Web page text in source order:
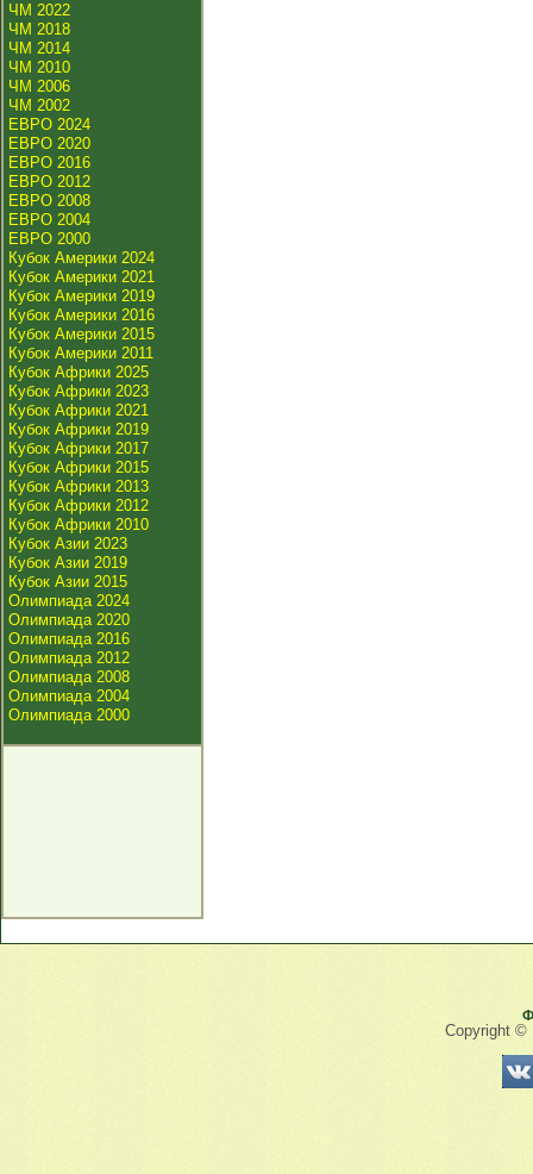
ЧМ 2022
ЧМ 2018
ЧМ 2014
ЧМ 2010
ЧМ 2006
ЧМ 2002
ЕВРО 2024
ЕВРО 2020
ЕВРО 2016
ЕВРО 2012
ЕВРО 2008
ЕВРО 2004
ЕВРО 2000
Кубок Америки 2024
Кубок Америки 2021
Кубок Америки 2019
Кубок Америки 2016
Кубок Америки 2015
Кубок Америки 2011
Кубок Африки 2025
Кубок Африки 2023
Кубок Африки 2021
Кубок Африки 2019
Кубок Африки 2017
Кубок Африки 2015
Кубок Африки 2013
Кубок Африки 2012
Кубок Африки 2010
Кубок Азии 2023
Кубок Азии 2019
Кубок Азии 2015
Олимпиада 2024
Олимпиада 2020
Олимпиада 2016
Олимпиада 2012
Олимпиада 2008
Олимпиада 2004
Олимпиада 2000
Copyright ©